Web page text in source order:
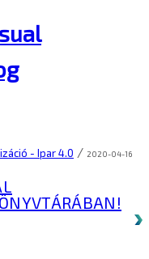
- Ipar 4.0 / 2020-04-16